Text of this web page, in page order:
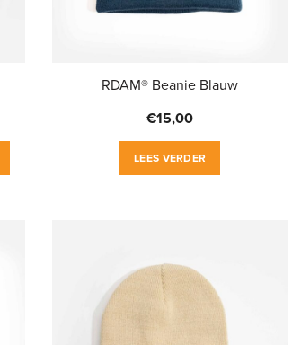
RDAM® Beanie Blauw
€15,00
LEES VERDER